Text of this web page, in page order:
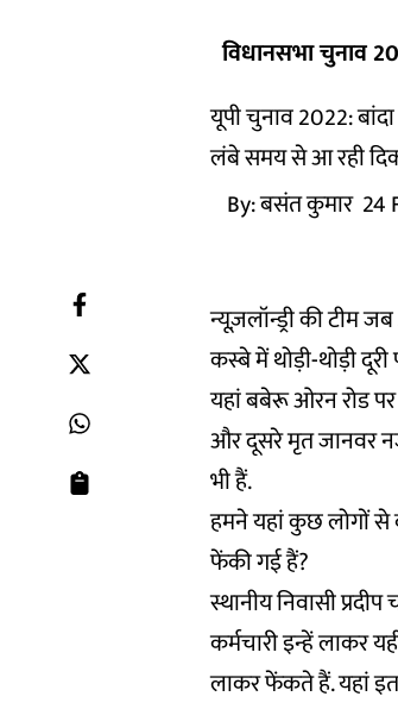
विधानसभा चुनाव
यूपी चुनाव 2022:
लंबे समय से आ रही
By:बसंत कुमार 24
न्यूज़लॉन्ड्री की टीम
कस्बे में थोड़ी-थोड़ी
यहां बबेरू ओरन रोड
और दूसरे मृत जानवर
भी हैं.
हमने यहां कुछ लोगों से
फेंकी गई हैं?
स्थानीय निवासी
कर्मचारी इन्हें लाकर
लाकर फेंकते हैं. यहां